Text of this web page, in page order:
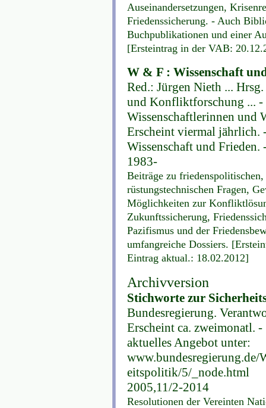
Auseinandersetzungen,
Friedenssicherung. - Auch
Buchpublikationen und einer
[Ersteintrag in der VAB:
W & F : Wissenschaft
Red.: Jürgen Nieth ...
und Konfliktforschung ... -
Wissenschaftlerinnen und
Erscheint viermal jährlich.
Wissenschaft und
1983-
Beiträge zu
rüstungstechnischen Fragen,
Möglichkeiten zur
Zukunftssicherung,
Pazifismus und der
umfangreiche Dossiers.
Eintrag aktual.: 18.02.2012]
Archivversion
Stichworte zur
Bundesregierung.
Erscheint ca. zweimonatl.
aktuelles Angebot unter:
www.bundesregierung.de/
eitspolitik/5/_node.html
2005,11/2-2014
Resolutionen der Vereinten